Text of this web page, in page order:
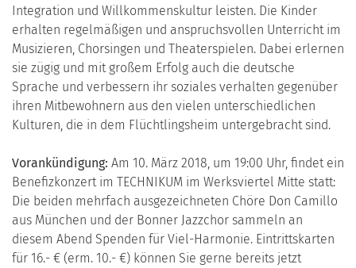
Integration und Willkommenskultur leisten. Die Kinder
erhalten regelmäßigen und anspruchsvollen Unterricht im
Musizieren, Chorsingen und Theaterspielen. Dabei erlernen
sie zügig und mit großem Erfolg auch die deutsche
Sprache und verbessern ihr soziales verhalten gegenüber
ihren Mitbewohnern aus den vielen unterschiedlichen
Kulturen, die in dem Flüchtlingsheim untergebracht sind.
Vorankündigung: Am 10. März 2018, um 19:00 Uhr, findet ein
Benefizkonzert im TECHNIKUM im Werksviertel Mitte statt:
Die beiden mehrfach ausgezeichneten Chöre Don Camillo
aus München und der Bonner Jazzchor sammeln an
diesem Abend Spenden für Viel-Harmonie. Eintrittskarten
für 16.- € (erm. 10.- €) können Sie gerne bereits jetzt